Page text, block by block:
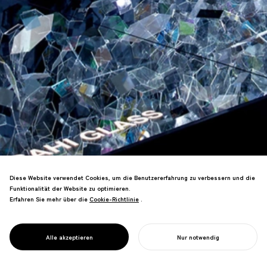
PROJECT
AMORPH
Die Mailänder Salone-Installation
Vorjahres und erhielt mehrere Design-
Auszeichnungen.
Diese Website verwendet Cookies, um die Benutzererfahrung zu verbessern und die
Funktionalität der Website zu optimieren.
Erfahren Sie mehr über die Cookie-Richtlinie
Cookie-Richtlinie .
Alle akzeptieren Nur notwendig